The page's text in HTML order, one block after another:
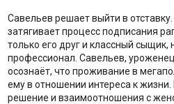
Савельев решает выйти в
затягивает процесс подписания
только его друг и классный сыщик,
профессионал. Савельев,
осознаёт, что проживание в
ему в отношении интереса к
решение и взаимоотношения с